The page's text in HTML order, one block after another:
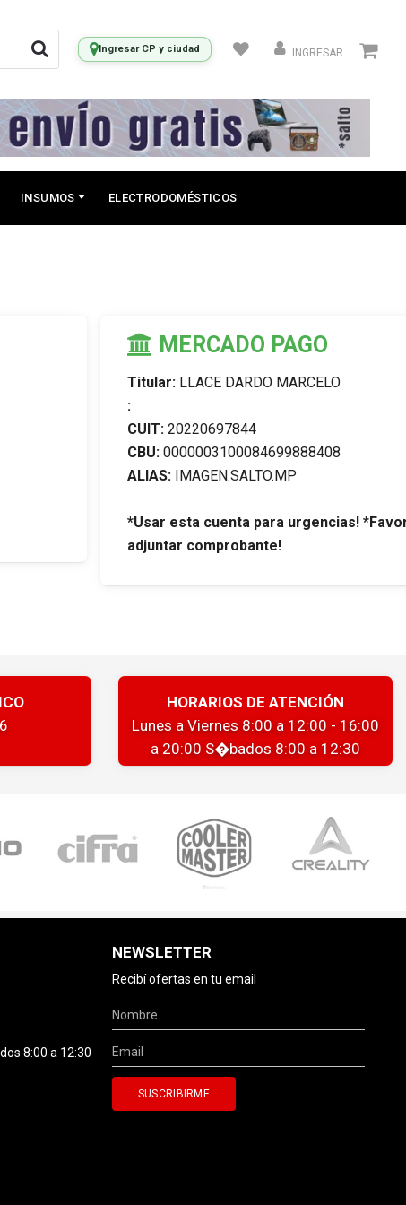
Ingresar CP y ciudad INGRESAR
INSUMOS ELECTRODOMÉSTICOS
MERCADO PAGO
Titular: LLACE DARDO MARCELO
:
CUIT: 20220697844
CBU: 0000003100084699888408
ALIAS: IMAGEN.SALTO.MP
*Usar esta cuenta para urgencias!
adjuntar comprobante!
HORARIOS DE ATENCIÓN
Lunes a Viernes 8:00 a 12:00 - 16:00
a 20:00 S�bados 8:00 a 12:30
8:00 a 12:30
NEWSLETTER
Recibí ofertas en tu email